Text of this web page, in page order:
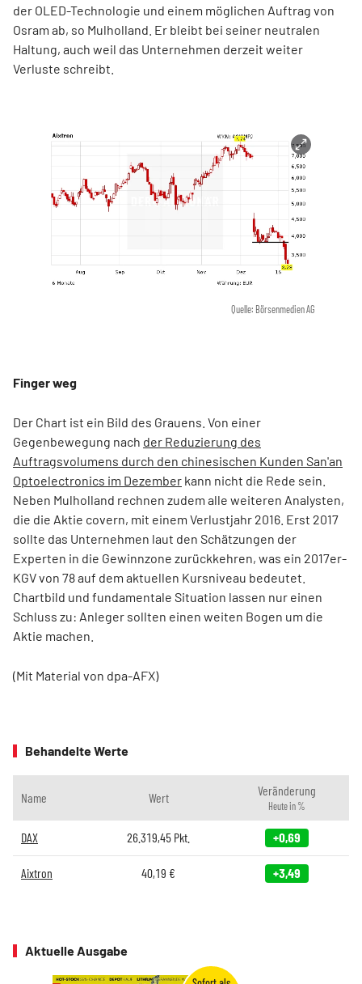
der OLED-Technologie und einem möglichen Auftrag von
Osram ab, so Mulholland. Er bleibt bei seiner neutralen
Haltung, auch weil das Unternehmen derzeit weiter
Verluste schreibt.
Quelle: Börsenmedien AG
Finger weg
Der Chart ist ein Bild des Grauens. Von einer
Gegenbewegung nach der Reduzierung des
Auftragsvolumens durch den chinesischen Kunden San'an
Optoelectronics im Dezember kann nicht die Rede sein.
Neben Mulholland rechnen zudem alle weiteren Analysten,
die die Aktie covern, mit einem Verlustjahr 2016. Erst 2017
sollte das Unternehmen laut den Schätzungen der
Experten in die Gewinnzone zurückkehren, was ein 2017er-
KGV von 78 auf dem aktuellen Kursniveau bedeutet.
Chartbild und fundamentale Situation lassen nur einen
Schluss zu: Anleger sollten einen weiten Bogen um die
Aktie machen.
(Mit Material von dpa-AFX)
Behandelte Werte
Name Wert Veränderung
Heute in %
DAX 26.319,45 Pkt. +0,69
Aixtron 40,19 € +3,49
Aktuelle Ausgabe